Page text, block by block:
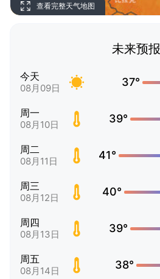
查看完整天气地图
未来预报
今天
08月09日 37°
周一
08月10日 39°
周二
08月11日 41°
周三
08月12日 40°
周四
08月13日 39°
周五
08月14日 38°